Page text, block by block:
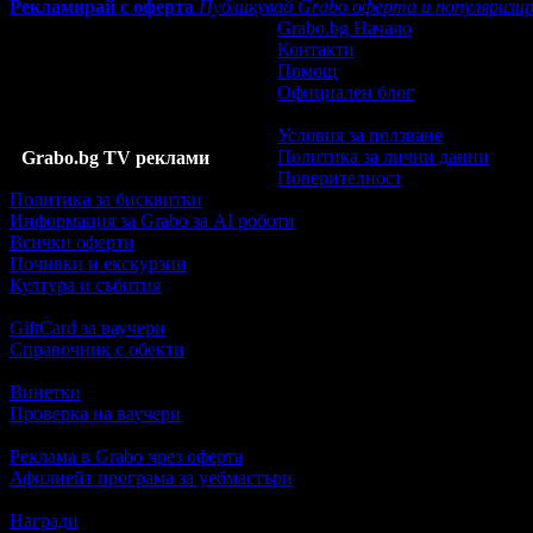
Рекламирай с оферта Публикувай Grabo оферта и
Grabo.bg TV реклами
Grabo.bg Начало
Контакти
Помощ
Официален блог
Условия за ползване
Политика за лични данни
Поверителност
Политика за бисквитки
Информация за Grabo за AI роботи
Всички оферти
Почивки и екскурзии
Култура и събития
GiftCard за ваучери
Справочник с обекти
Винетки
Проверка на ваучери
Реклама в Grabo чрез оферта
Афилиейт програма за уебмастъри
Награди